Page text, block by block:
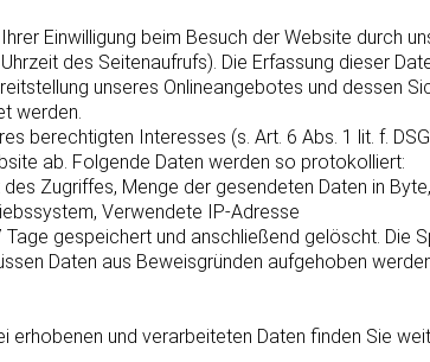
Einwilligung beim Besuch der Website durch
des Seitenaufrufs). Die Erfassung dieser
unseres Onlineangebotes und dessen
werden.
berechtigten Interesses (s. Art. 6 Abs. 1 lit. f.
ab. Folgende Daten werden so protokolliert:
Zugriffes, Menge der gesendeten Daten in
Verwendete IP-Adresse
gespeichert und anschließend gelöscht. Die
Daten aus Beweisgründen aufgehoben
erhobenen und verarbeiteten Daten finden Sie